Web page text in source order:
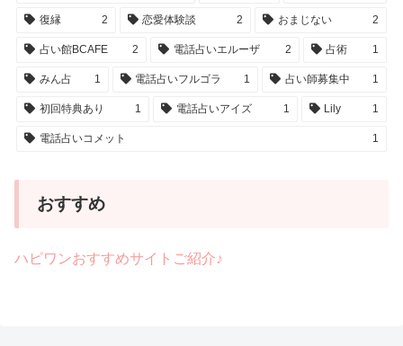
復縁 2 恋愛体験談 2 おまじない 2
占い館BCAFE 2 電話占いエルーザ 2 占術 1
みん占 1 電話占いフルゴラ 1 占い師募集中 1
初回特典あり 1 電話占いアイズ 1 Lily 1
電話占いコメット 1
おすすめ
ハピワンおすすめサイトご紹介♪